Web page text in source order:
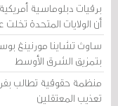
برقيات دبلوماسية
أن الولايات المتحدة
ساوث تشاينا مورنينغ
بتمزيق الشرق الأوسط
منظمة حقوقية تطالب
تعذيب المعتقلين